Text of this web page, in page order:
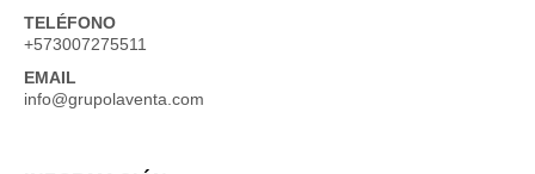
TELÉFONO
+573007275511
EMAIL
info@grupolaventa.com